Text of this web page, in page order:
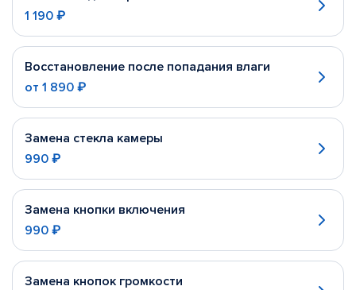
1 190 ₽
Восстановление после попадания влаги
от 1 890 ₽
Замена стекла камеры
990 ₽
Замена кнопки включения
990 ₽
Замена кнопок громкости